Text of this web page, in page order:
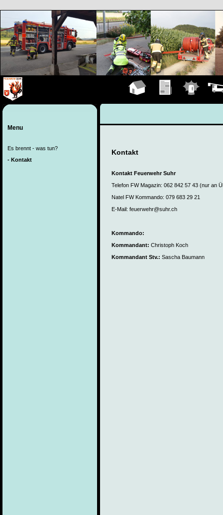
Menu
Es brennt - was tun?
- Kontakt
Kontakt
Kontakt Feuerwehr Suhr
Telefon FW Magazin: 062 842 57 43 (nur an
Natel FW Kommando: 079 683 29 21
E-Mail: feuerwehr@suhr.ch
Kommando:
Kommandant: Christoph Koch
Kommandant Stv.: Sascha Baumann